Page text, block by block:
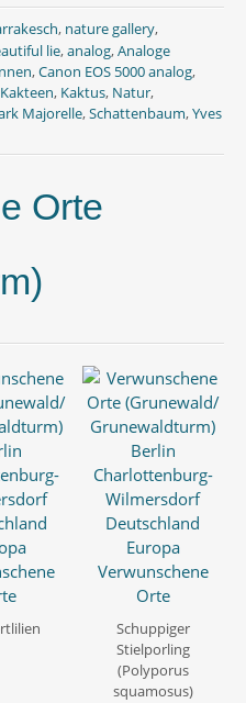
, nature gallery,
lie,analog,Analoge
,Canon EOS 5000 analog,
Kakteen, Kaktus, Natur,
Majorelle,Schattenbaum,Yves
Orte
Schuppiger
Stielporling
(Polyporus
squamosus)